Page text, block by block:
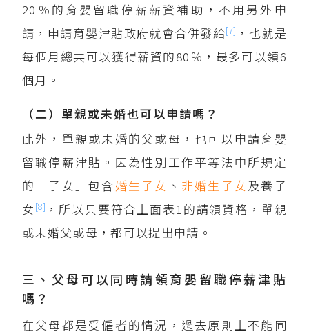
20％的育嬰留職停薪薪資補助，不用另外申
請，申請育嬰津貼政府就會合併發給[7] ，也就是
每個月總共可以獲得薪資的80％，最多可以領6
個月。
（二）單親或未婚也可以申請嗎？
此外，單親或未婚的父或母，也可以申請育嬰
留職停薪津貼。因為性別工作平等法中所規定
的「子女」包含婚生子女 、 非婚生子女及養子
女 [8] ，所以只要符合上面表1的請領資格，單親
或未婚父或母，都可以提出申請。
三、父母可以同時請領育嬰留職停薪津貼
嗎？
在父母都是受僱者的情況，過去原則上不能同